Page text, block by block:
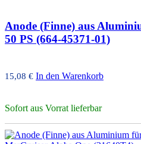
Anode (Finne) aus
50 PS (664-45371-01)
15,08 € In den Warenkorb
Sofort aus Vorrat lieferbar